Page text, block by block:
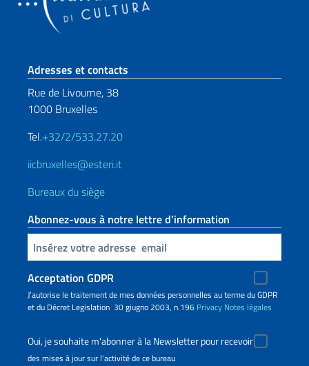
Section de pied de page
Adresses et contacts
Rue de Livourne, 38
1000 Bruxelles
Tel.+32/2/533.27.20
iicbruxelles@esteri.it
Bureaux du siège
Abonnez-vous à notre lettre d’information
Insert your email
Acceptation GDPR
J’autorise le traitement de mes données personnelles au terme du GDPR
et du Décret Legislation 30 giugno 2003, n.196 Privacy Notes légales
Oui, je souhaite m'abonner à la Newsletter pour recevoir
des mises à jour sur l'activité de ce bureau